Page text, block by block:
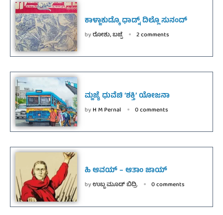
ಕಾಳ್ಜಾಕುಡ್ಕೊ ಧಾಡ್ನ್ ದಿಲ್ಲೊ ಸುನಂದ್
byರೋಶು, ಬಜ್ಪೆ 2 comments
ಮ್ಹಜ್ಯೆ ಧುವೆಚಿ ‘ಶಕ್ತಿ’ ಯೋಜನಾ
byH M Pernal 0 comments
ಹಿ ಆವಯ್ – ಆತಾಂ ಜಾಯ್
byಉಬ್ಬ ಮೂಡ್ ಬಿದ್ರಿ 0 comments